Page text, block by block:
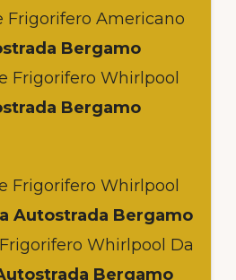
Frigorifero Americano
Bergamo
Frigorifero Whirlpool
Bergamo
Frigorifero Whirlpool
Autostrada Bergamo
Whirlpool Da
Bergamo